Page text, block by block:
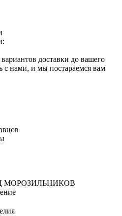
доставки до вашего
с нами, и мы постараемся вам
МОРОЗИЛЬНИКОВ